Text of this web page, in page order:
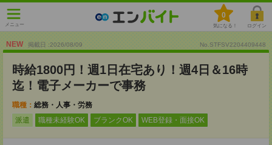
メニュー
0
気になる！ ログイン
NEW 掲載日 :2026/08/09 No.STFSV2204409448
時給1800円！週1日在宅あり！週4日＆16時
迄！電子メーカーで事務
職種： 総務・人事・労務
派遣
職種未経験OK ブランクOK WEB登録・面接OK